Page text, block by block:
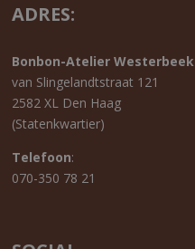
ADRES:
Bonbon-Atelier Westerbeek
van Slingelandtstraat 121
2582 XL Den Haag
(Statenkwartier)
Telefoon:
070-350 78 21